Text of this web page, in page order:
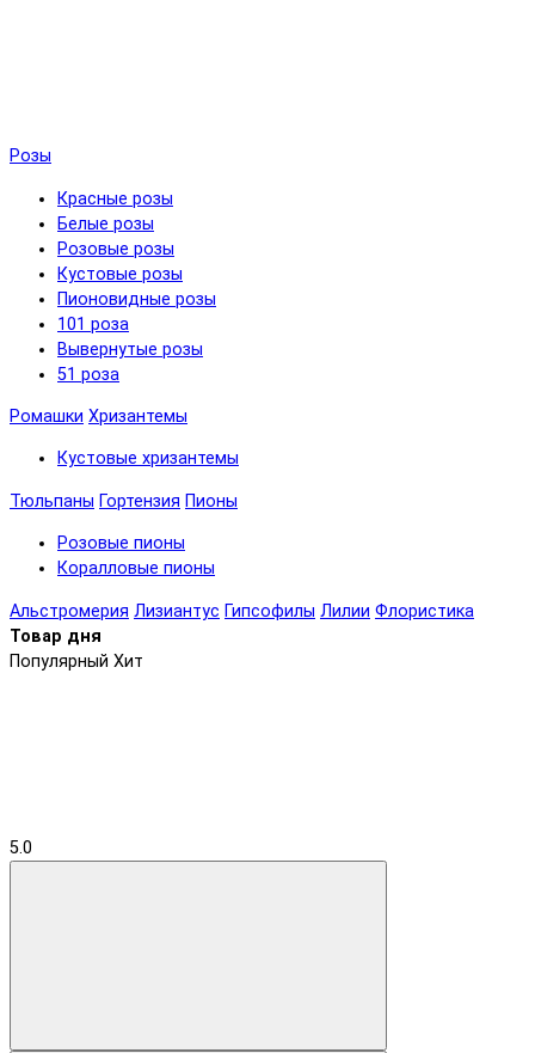
Розы
Красные розы
Белые розы
Розовые розы
Кустовые розы
Пионовидные розы
101 роза
Вывернутые розы
51 роза
Ромашки Хризантемы
Кустовые хризантемы
Тюльпаны Гортензия Пионы
Розовые пионы
Коралловые пионы
Альстромерия Лизиантус Гипсофилы Лилии Флористика
Товар дня
Популярный Хит
5.0